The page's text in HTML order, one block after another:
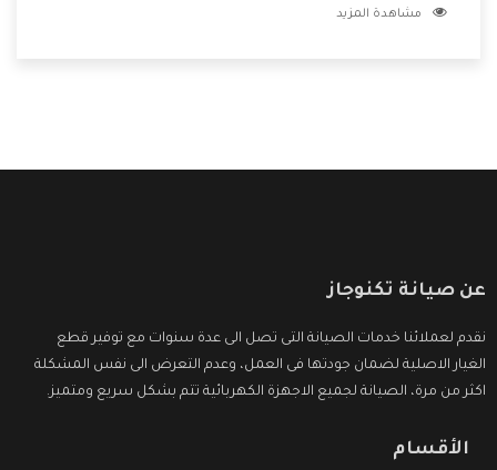
الشركة بها والتى تكون منها خدمة الصيانة التى تكون من أهم
مشاهدة المزيد
عن صيانة تكنوجاز
نقدم لعملائنا خدمات الصيانة التى تصل الى عدة سنوات مع توفير قطع
الغيار الاصلية لضمان جودتها فى العمل، وعدم التعرض الى نفس المشكلة
اكثر من مرة، الصيانة لجميع الاجهزة الكهربائية تتم بشكل سريع ومتميز.
الأقسام